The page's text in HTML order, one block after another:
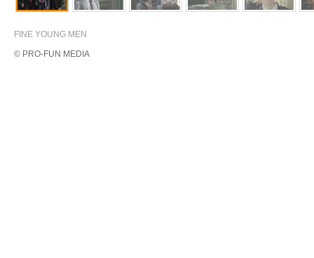
FINE YOUNG MEN
© PRO-FUN MEDIA